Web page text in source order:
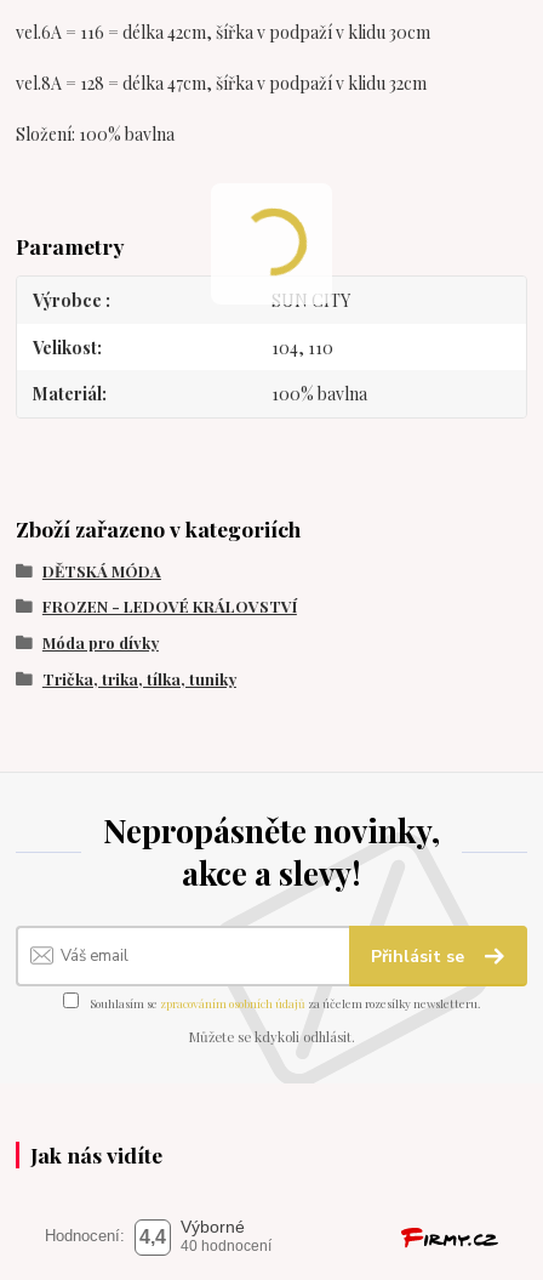
vel.6A = 116 = délka 42cm, šířka v podpaží v klidu 30cm
vel.8A = 128 = délka 47cm, šířka v podpaží v klidu 32cm
Složení: 100% bavlna
Parametry
Výrobce SUN CITY
Velikost 104, 110
Materiál 100% bavlna
Zboží zařazeno v kategoriích
DĚTSKÁ MÓDA
FROZEN - LEDOVÉ KRÁLOVSTVÍ
Móda pro dívky
Trička, trika, tílka, tuniky
Nepropásněte novinky,
akce a slevy!
Přihlásit se
Souhlasím se zpracováním osobních údajů za účelem rozesílky newsletteru.
Můžete se kdykoli odhlásit.
Jak nás vidíte